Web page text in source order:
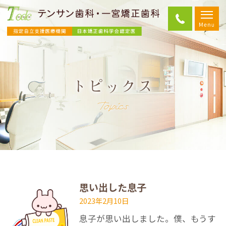
トピックス
Topics
思い出した息子
2023年2月10日
息子が思い出しました。僕、もうす